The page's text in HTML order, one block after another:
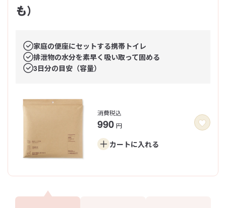
も）
家庭の便座にセットする携帯トイレ
排泄物の水分を素早く吸い取って固める
3日分の目安（容量）
消費税込
990 円
カートに入れる